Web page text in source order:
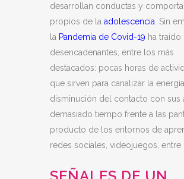
desarrollan conductas y
propios de la adolescencia . Sin
la Pandemia de Covid-19 ha traído
desencadenantes, entre los más
destacados: pocas horas de
que sirven para canalizar la energía,
disminución del contacto con sus
demasiado tiempo frente a las
producto de los entornos de
redes sociales, videojuegos, entre